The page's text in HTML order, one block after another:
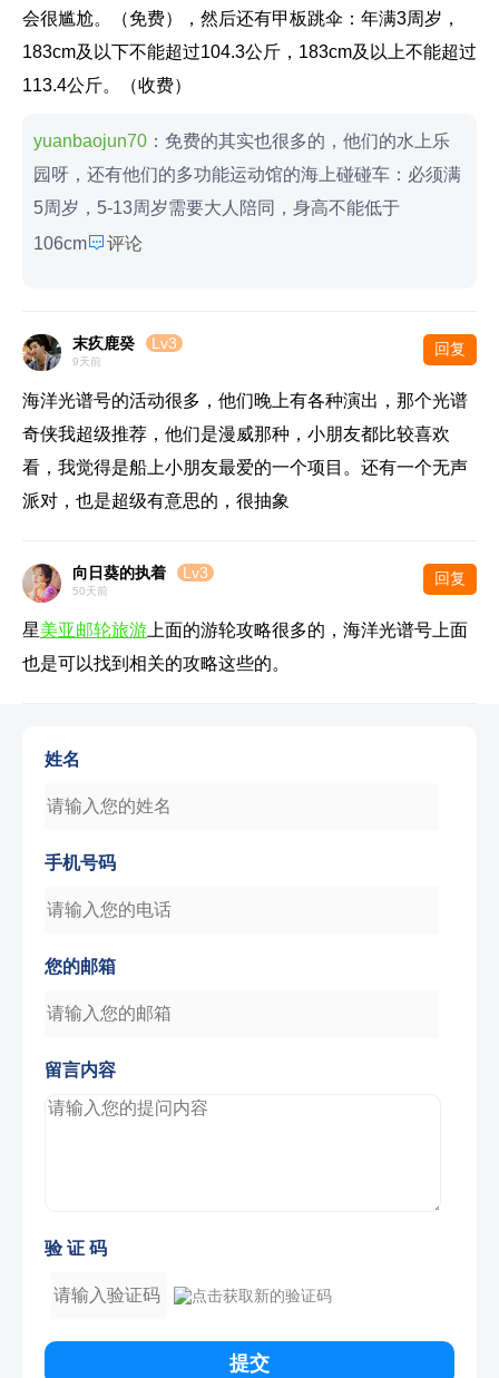
会很尴尬。（免费），然后还有甲板跳伞：年满3周岁，
183cm及以下不能超过104.3公斤，183cm及以上不能超过
113.4公斤。（收费）
yuanbaojun70 ：免费的其实也很多的，他们的水上乐
园呀，还有他们的多功能运动馆的海上碰碰车：必须满
5周岁，5-13周岁需要大人陪同，身高不能低于
106cm评论
末疚鹿癸 Lv3
9天前
回复
海洋光谱号的活动很多，他们晚上有各种演出，那个光谱
奇侠我超级推荐，他们是漫威那种，小朋友都比较喜欢
看，我觉得是船上小朋友最爱的一个项目。还有一个无声
派对，也是超级有意思的，很抽象
向日葵的执着 Lv3
50天前
回复
星美亚邮轮旅游 上面的游轮攻略很多的，海洋光谱号上面
也是可以找到相关的攻略这些的。
姓名
手机号码
您的邮箱
留言内容
验 证 码
提交